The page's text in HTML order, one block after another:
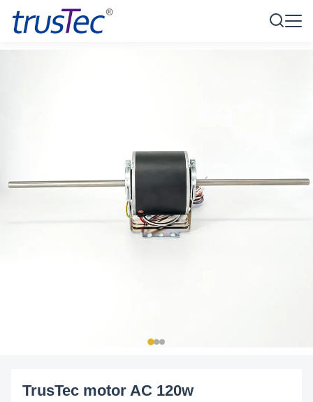
TrusTec motor AC 120w